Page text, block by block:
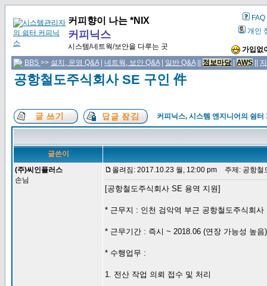
커피향이 나는 *NIX
커피닉스
시스템/네트웍/보안을 다루는 곳
FAQ
개인
가입없
BBS >> 설치, 운영 Q&A| 네트웍, 보안 Q&A| 일반 Q&A|| 정보마당| AWS
공항철도주식회사 SE 구인 件
커피닉스, 시스템 엔지니어의 쉼터
글쓴이
(주)씨인플러스
손님
올려짐: 2017.10.23 월, 12:00 pm 주제: 공항철
[공항철도주식회사 SE 용역 지원]
* 근무지 : 인천 검악역 부근 공항철도주식회사
* 근무기간 : 즉시 ~ 2018.06 (연장 가능성 높음)
* 수행업무 :
1. 전산 작업 의뢰 접수 및 처리